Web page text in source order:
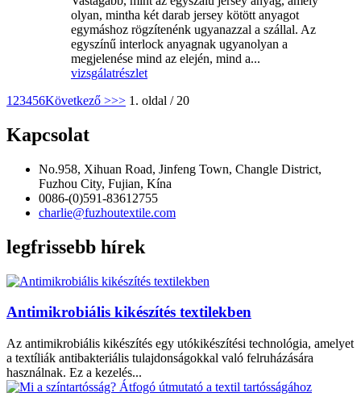
olyan, mintha két darab jersey kötött anyagot
egymáshoz rögzítenénk ugyanazzal a szállal. Az
egyszínű interlock anyagnak ugyanolyan a
megjelenése mind az elején, mind a...
vizsgálatrészlet
1 23456Következő >>> 1. oldal / 20
Kapcsolat
No.958, Xihuan Road, Jinfeng Town, Changle District,
Fuzhou City, Fujian, Kína
0086-(0)591-83612755
charlie@fuzhoutextile.com
legfrissebb hírek
Antimikrobiális kikészítés textilekben
Az antimikrobiális kikészítés egy utókikészítési technológia, amelyet
a textíliák antibakteriális tulajdonságokkal való felruházására
használnak. Ez a kezelés...